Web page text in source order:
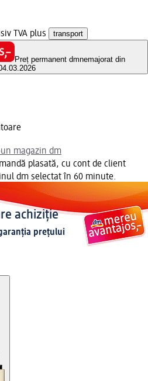
TVA plus transport
Preț permanent dmnemajorat din
magazin dm
plasată, cu cont de client
dm selectat în 60 minute.
achiziție
prețului